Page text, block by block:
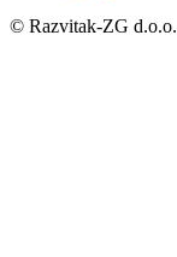
© Razvitak-ZG